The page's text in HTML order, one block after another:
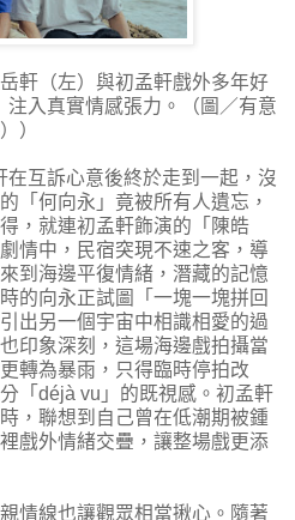
軒（左）與初孟軒戲外多年好
入真實情感張力。（圖／有意
）
在互訴心意後終於走到一起，沒
「何向永」竟被所有人遺忘，
，就連初孟軒飾演的「陳皓
情中，民宿突現不速之客，導
到海邊平復情緒，潛藏的記憶
的向永正試圖「一塊一塊拼回
出另一個宇宙中相識相愛的過
印象深刻，這場海邊戲拍攝當
轉為暴雨，只得臨時停拍改
「déjà vu」的既視感。初孟軒
，聯想到自己曾在低潮期被鍾
戲外情緒交疊，讓整場戲更添
情線也讓觀眾相當揪心。隨著